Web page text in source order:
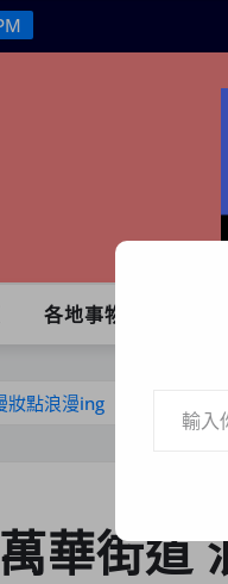
各地事物 生
妝點浪漫ing
華街道